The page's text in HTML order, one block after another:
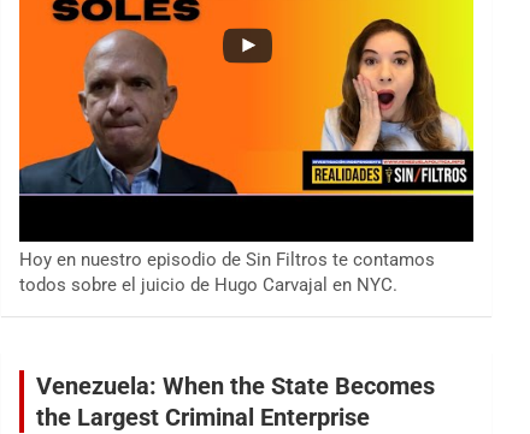
Hoy en nuestro episodio de Sin Filtros te contamos
todos sobre el juicio de Hugo Carvajal en NYC.
Venezuela: When the State Becomes
the Largest Criminal Enterprise